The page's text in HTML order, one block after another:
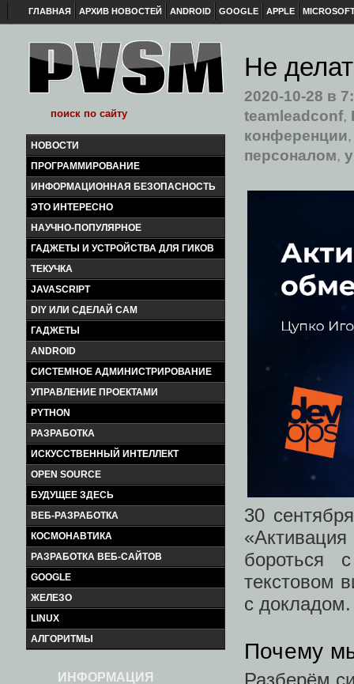
ГЛАВНАЯ АРХИВ НОВОСТЕЙ ANDROID GOOGLE APPLE
НОВОСТИ
ПРОГРАММИРОВАНИЕ
ИНФОРМАЦИОННАЯ БЕЗОПАСНОСТЬ
ЭТО ИНТЕРЕСНО
НАУЧНО-ПОПУЛЯРНОЕ
ГАДЖЕТЫ И УСТРОЙСТВА ДЛЯ ГИКОВ
ТЕКУЧКА
JAVASCRIPT
DIY ИЛИ СДЕЛАЙ САМ
ГАДЖЕТЫ
ANDROID
СИСТЕМНОЕ АДМИНИСТРИРОВАНИЕ
УПРАВЛЕНИЕ ПРОЕКТАМИ
PYTHON
РАЗРАБОТКА
ИСКУССТВЕННЫЙ ИНТЕЛЛЕКТ
OPEN SOURCE
БУДУЩЕЕ ЗДЕСЬ
ВЕБ-РАЗРАБОТКА
КОСМОНАВТИКА
РАЗРАБОТКА ВЕБ-САЙТОВ
GOOGLE
ЖЕЛЕЗО
LINUX
АЛГОРИТМЫ
ИНФОРМАЦИЯ
Не
2020-10-28 в
teamleadconf,
конференции
персоналом,
30
бороться
текстовом
с докладом.
Почему